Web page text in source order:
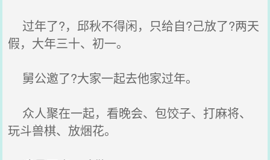
过年了?，邱秋不得闲，只给自?己放了?两天
假，大年三十、初一。
舅公邀了?大家一起去他家过年。
众人聚在一起，看晚会、包饺子、打麻将、
玩斗兽棋、放焑花。